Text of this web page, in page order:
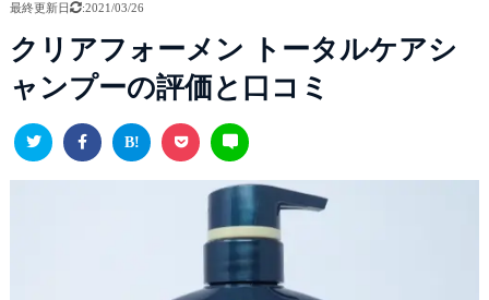
化粧水
シャンプー
洗顔
最終更新日 :2021/03/26
クリアフォーメン トータルケアシ
ャンプーの評価と口コミ